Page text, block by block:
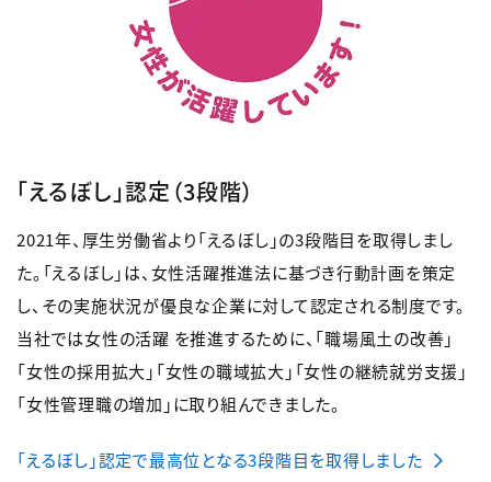
「えるぼし」認定（3段階）
2021年、厚生労働省より「えるぼし」の3段階目を取得しまし
た。「えるぼし」は、⼥性活躍推進法に基づき⾏動計画を策定
し、その実施状況が優良な企業に対して認定される制度です。
当社では女性の活躍 を推進するために、「職場風土の改善」
「女性の採用拡大」「女性の職域拡大」「女性の継続就労支援」
「女性管理職の増加」に取り組んできました。
「えるぼし」認定で最高位となる3段階目を取得しました